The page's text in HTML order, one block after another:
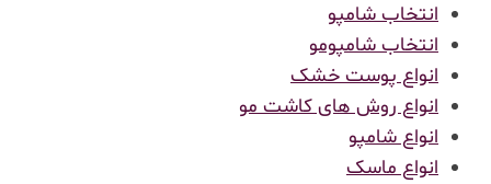
انتخاب شامپو
انتخاب شامپومو
انواع پوست خشک
انواع روش های کاشت مو
انواع شامپو
انواع ماسک